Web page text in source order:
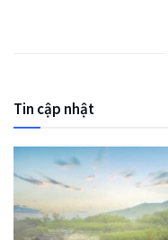
Tin cập nhật